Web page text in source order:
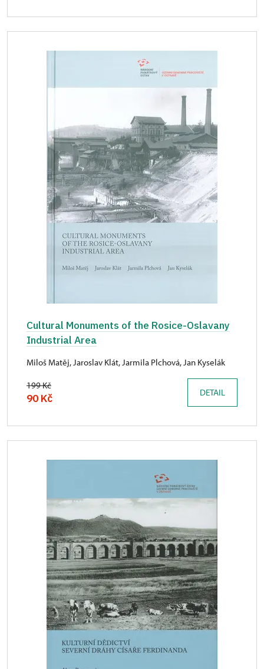
Cultural Monuments of the Rosice-Oslavany
Industrial Area
Miloš Matěj, Jaroslav Klát, Jarmila Plchová, Jan Kyselák
199 Kč
90 Kč DETAIL